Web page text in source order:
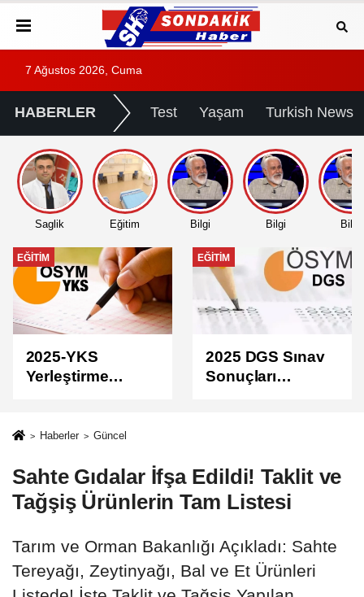
7 Ağustos 2026, Cuma
HABERLER Test Yaşam Turkish News
Saglik Eğitim Bilgi Bilgi Bilgi
EĞITIM
2025-YKS
Yerleştirme
Sonuçlar
Açıldı
EĞITIM
2025 DGS Sınav
Sonuçları
Haberler Güncel
Sahte Gıdalar İfşa Edildi! Taklit ve
Tağşiş Ürünlerin Tam Listesi
Tarım ve Orman Bakanlığı Açıkladı: Sahte
Tereyağı, Zeytinyağı, Bal ve Et Ürünleri